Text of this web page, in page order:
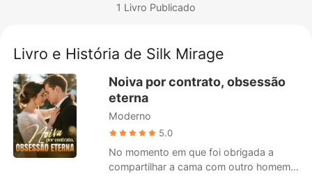
Baixar App
Lobisomem
Romance
Bilionários
Ranking
1 Livro Publicado
Livro e História de Silk Mirage
Noiva por contrato, obsessão
eterna
Moderno
5.0
No momento em que foi obrigada a
compartilhar a cama com outro homem,